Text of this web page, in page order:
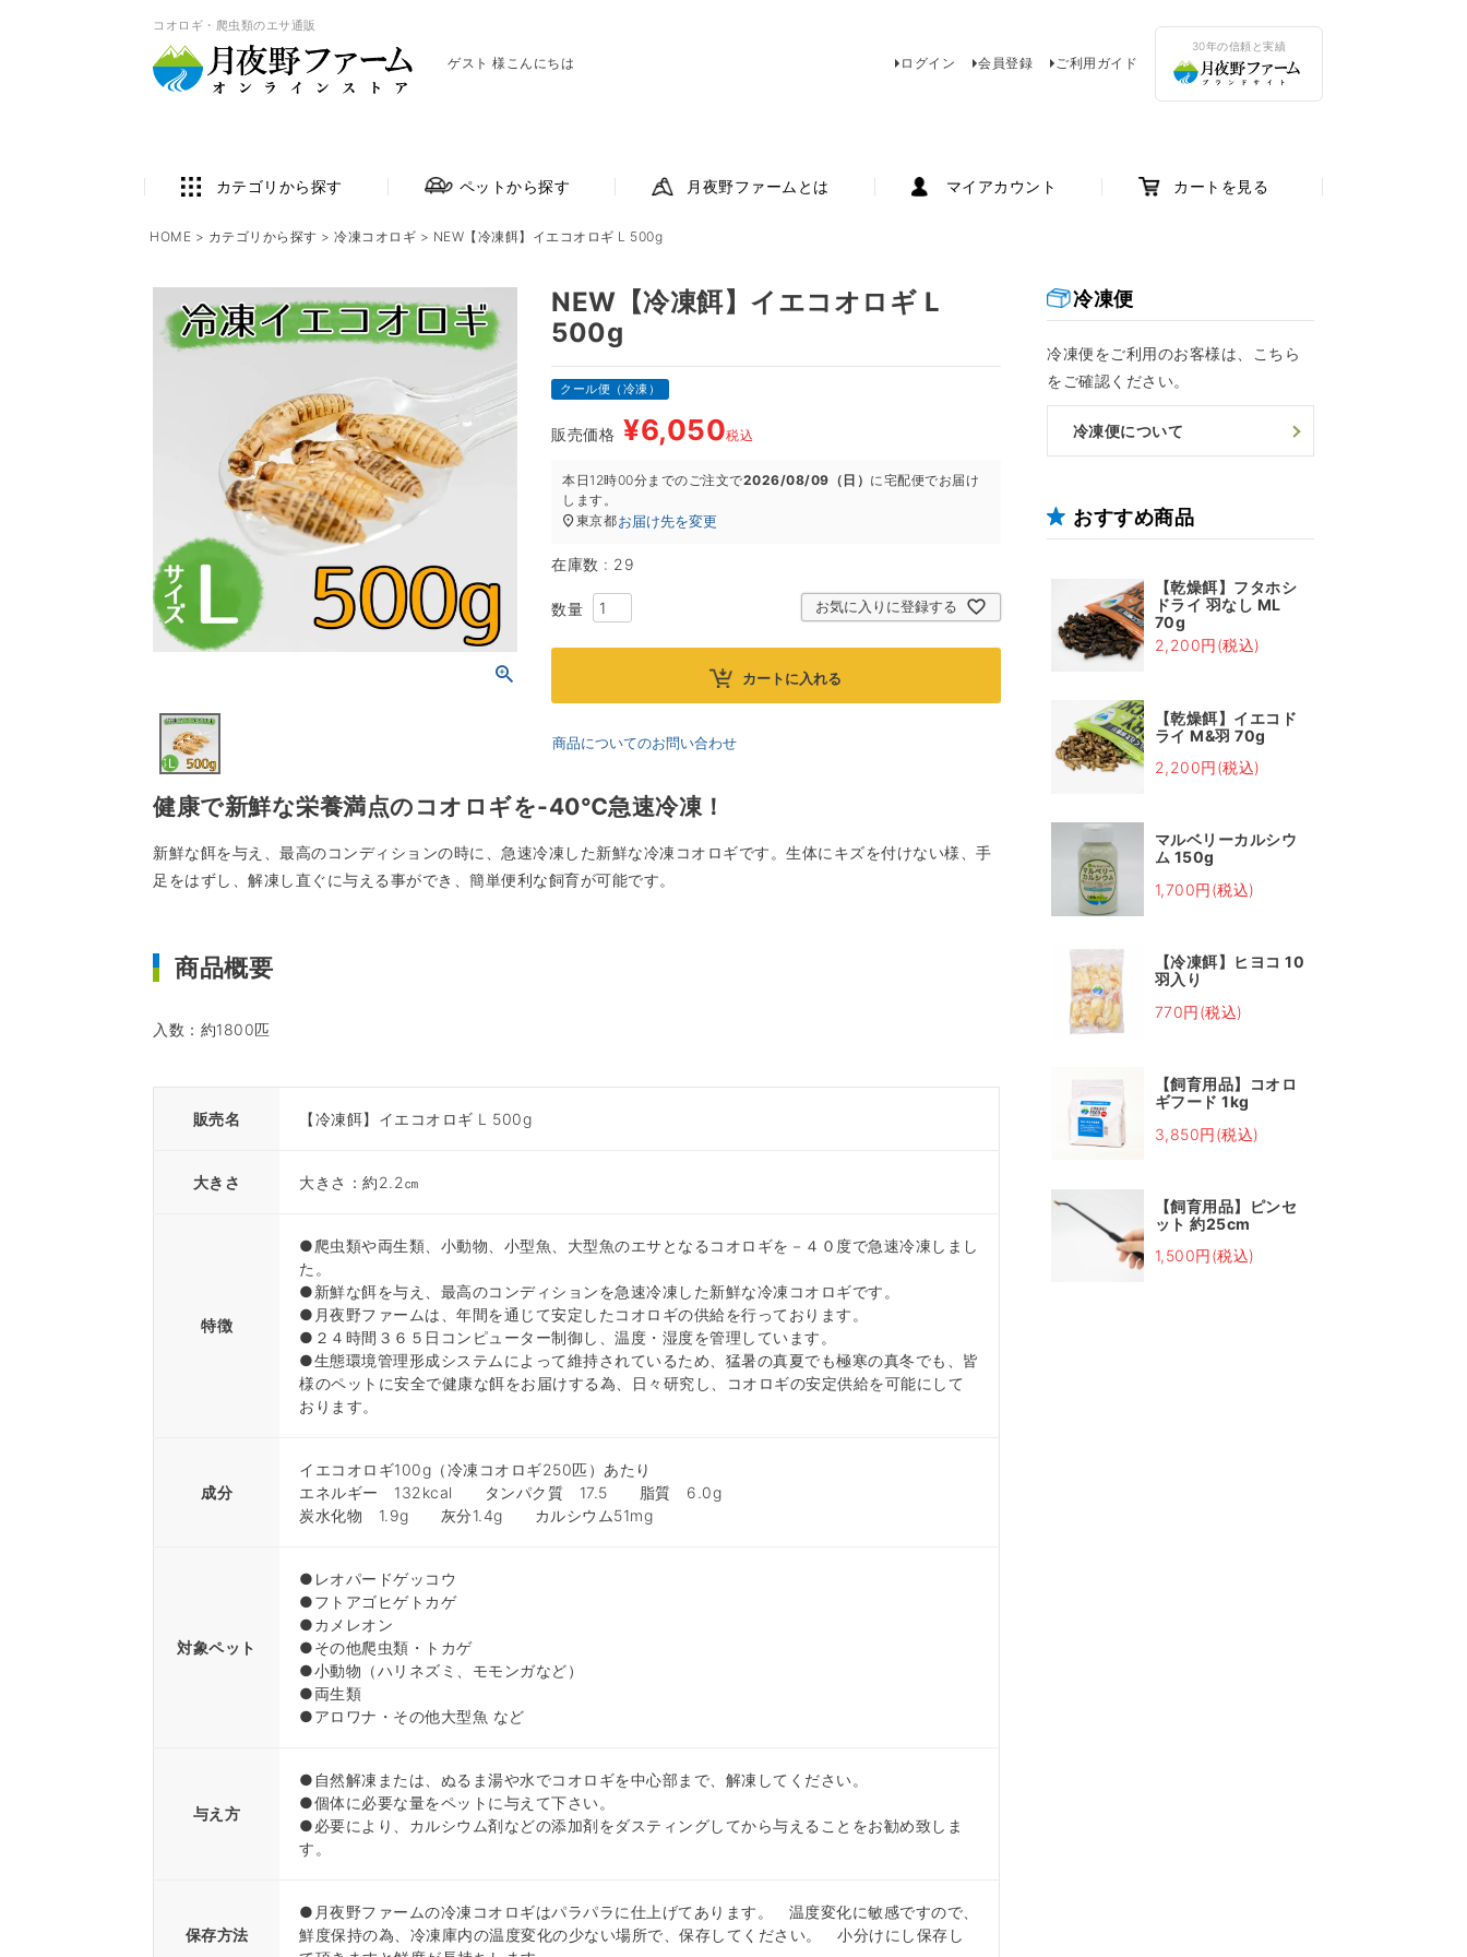
コオロギ・爬虫類のエサ通販
ゲスト 様こんにちは ログイン 会員登録 ご利用ガイド
30年の信頼と実績
カテゴリから探す ペットから探す 月夜野ファームとは マイアカウント カートを見る
HOME カテゴリから探す 冷凍コオロギ NEW【冷凍餌】イエコオロギ L 500g
冷凍便
冷凍便をご利用のお客様は、こちら
をご確認ください。
冷凍便について
おすすめ商品
【乾燥餌】フタホシ
ドライ 羽なし ML
70g
2,200円(税込)
【乾燥餌】イエコド
ライ M&羽 70g
2,200円(税込)
マルベリーカルシウ
ム 150g
1,700円(税込)
【冷凍餌】ヒヨコ 10
羽入り
770円(税込)
【飼育用品】コオロ
ギフード 1kg
3,850円(税込)
【飼育用品】ピンセ
ット 約25cm
1,500円(税込)
NEW【冷凍餌】イエコオロギ L
500g
クール便（冷凍）
販売価格 ¥6,050税込
本日 12時00分までのご注文で2026/08/09（日） に宅配便でお届け
します。
東京都お届け先を変更
在庫数 29
お気に入りに登録する
カートに入れる
商品についてのお問い合わせ
健康で新鮮な栄養満点のコオロギを-40℃急速冷凍！
新鮮な餌を与え、最高のコンディションの時に、急速冷凍した新鮮な冷凍コオロギです。生体にキズを付けない様、手
足をはずし、解凍し直ぐに与える事ができ、簡単便利な飼育が可能です。
商品概要
入数：約1800匹
販売名 【冷凍餌】イエコオロギ L 500g
大きさ 大きさ：約2.2㎝
特徴
●爬虫類や両生類、小動物、小型魚、大型魚のエサとなるコオロギを－４０度で急速冷凍しまし
た。
●新鮮な餌を与え、最高のコンディションを急速冷凍した新鮮な冷凍コオロギです。
●月夜野ファームは、年間を通じて安定したコオロギの供給を行っております。
●２４時間３６５日コンピューター制御し、温度・湿度を管理しています。
●生態環境管理形成システムによって維持されているため、猛暑の真夏でも極寒の真冬でも、皆
様のペットに安全で健康な餌をお届けする為、日々研究し、コオロギの安定供給を可能にして
おります。
成分
イエコオロギ100g（冷凍コオロギ250匹）あたり
エネルギー 132kcal タンパク質 17.5 脂質 6.0g
炭水化物 1.9g 灰分1.4g カルシウム51mg
対象ペット
●レオパードゲッコウ
●フトアゴヒゲトカゲ
●カメレオン
●その他爬虫類・トカゲ
●小動物（ハリネズミ、モモンガなど）
●両生類
●アロワナ・その他大型魚 など
与え方
●自然解凍または、ぬるま湯や水でコオロギを中心部まで、解凍してください。
●個体に必要な量をペットに与えて下さい。
●必要により、カルシウム剤などの添加剤をダスティングしてから与えることをお勧め致しま
す。
保存方法
●月夜野ファームの冷凍コオロギはパラパラに仕上げてあります。 温度変化に敏感ですので、
鮮度保持の為、冷凍庫内の温度変化の少ない場所で、保存してください。 小分けにし保存し